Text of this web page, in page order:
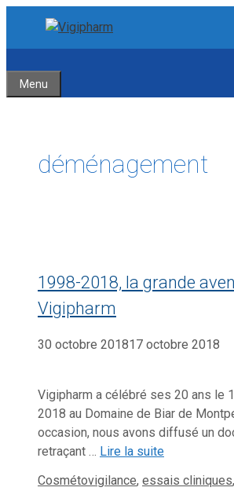
contenu
contenu
Menu
déménagement
1998-2018, la grande
Vigipharm
30 octobre 201817 octobre 2018
Vigipharm a célébré ses 20 ans le
2018 au Domaine de Biar de
occasion, nous avons diffusé un
retraçant … Lire la suite
Catégories
Cosmétovigilance, essais cliniques,